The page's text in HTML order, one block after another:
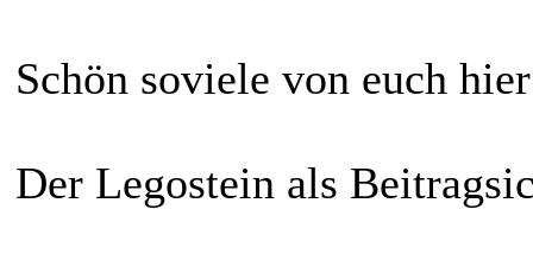
Schön soviele von euch
Der Legostein als